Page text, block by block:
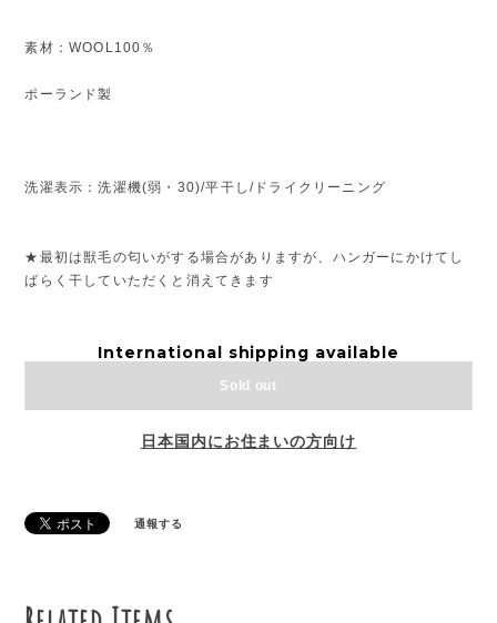
素材：WOOL100％
ポーランド製
洗濯表示：洗濯機(弱・30)/平干し/ドライクリーニング
★最初は獣毛の匂いがする場合がありますが、ハンガーにかけてし
ばらく干していただくと消えてきます
International shipping available
Sold out
日本国内にお住まいの方向け
通報する